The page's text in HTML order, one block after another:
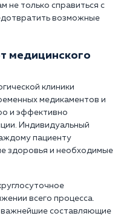
не только справиться с
возможные
медицинского
клиники
медикаментов и
и эффективно
Индивидуальный
пациенту
здоровья и необходимые
всего процесса.
составляющие